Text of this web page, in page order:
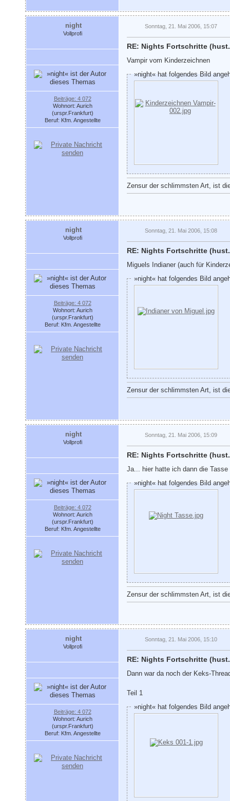
night
Vollprofi
Beiträge: 4 072
Wohnort: Aurich
(urspr.Frankfurt)
Beruf: Kfm. Angestellte
Sonntag, 21. Mai 2006, 15:07
RE: Nights Fortschritte
Vampir vom Kinderzeichnen
»night« hat folgendes Bild
Zensur der schlimmsten Art, ist
night
Vollprofi
Beiträge: 4 072
Wohnort: Aurich
(urspr.Frankfurt)
Beruf: Kfm. Angestellte
Sonntag, 21. Mai 2006, 15:08
RE: Nights Fortschritte
Miguels Indianer (auch für
»night« hat folgendes Bild
Zensur der schlimmsten Art, ist
night
Vollprofi
Beiträge: 4 072
Wohnort: Aurich
(urspr.Frankfurt)
Beruf: Kfm. Angestellte
Sonntag, 21. Mai 2006, 15:09
RE: Nights Fortschritte
Ja... hier hatte ich dann die
»night« hat folgendes Bild
Zensur der schlimmsten Art, ist
night
Vollprofi
Beiträge: 4 072
Wohnort: Aurich
(urspr.Frankfurt)
Beruf: Kfm. Angestellte
Sonntag, 21. Mai 2006, 15:10
RE: Nights Fortschritte
Dann war da noch der Keks-
Teil 1
»night« hat folgendes Bild